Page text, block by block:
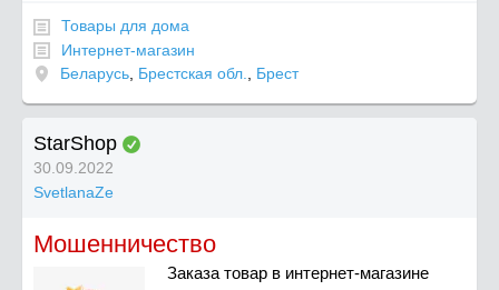
Товары для дома
Интернет-магазин
Беларусь Брестская обл. Брест
StarShop
30.09.2022
SvetlanaZe
Мошенничество
Заказа товар в интернет-магазине